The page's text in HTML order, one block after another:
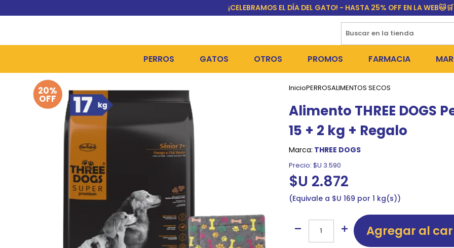
¡CELEBRAMOS EL DÍA DEL GATO! - HASTA 25% OFF EN LA WEB🐱🛒
PERROS
ALIMENTOS SECOS
ALIMENTOS HÚMEDOS Y SNACKS
HIGIENE, PELUQUERÍA Y COSMÉTICA
CAMAS Y CASETAS
BOLSAS PARA MATERIA
COLLARES, ARNESES Y CORREAS
JUGUETES
GATOS
ALIMENTOS HÚMEDOS Y SNACKS
COMEDEROS Y BEBEDEROS
JUGUETES Y RASCADORES
COLLARES Y ACCESORIOS
TRANSPORTADORAS
OTROS PROMOS
PERROS
GATOS
FARMACIA
PULGUICIDAS Y
COLLARES ISABELINOS
20%
OFF
InicioPERROSALIMENTOS SECOS
Alimento THREE DOGS
15 + 2 kg + Regalo
Marca: THREE DOGS
Precio: $U 3.590
$U 2.872
Equivale a $U 169 por 1 kg(s)
Agregar al